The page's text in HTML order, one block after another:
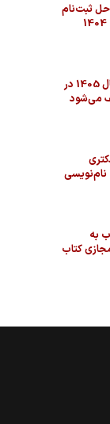
ثبت‌نام
زمان برگزاری آزمون وکالت سال 1405 در
نام‌نویسی
به
کتاب